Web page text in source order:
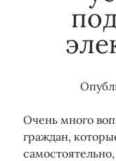
Догазификация
Земля
Консолидация
Очень много
граждан,